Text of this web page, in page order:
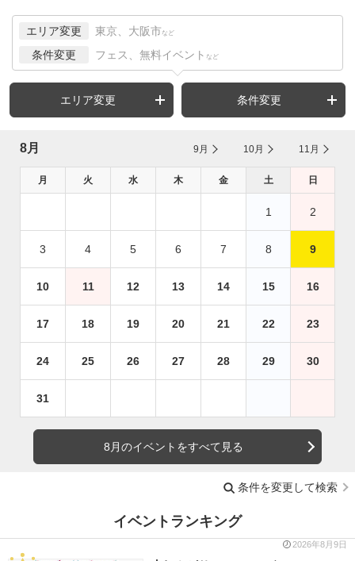
エリア変更 東京、大阪市 など
条件変更 フェス、無料イベント など
エリア変更 条件変更
8月 9月 10月 11月
月 火 水 木 金 土 日
1 2
3 4 5 6 7 8 9
10 11 12 13 14 15 16
17 18 19 20 21 22 23
24 25 26 27 28 29 30
31
8月のイベントをすべて見る
条件を変更して検索
イベントランキング
2026年8月9日